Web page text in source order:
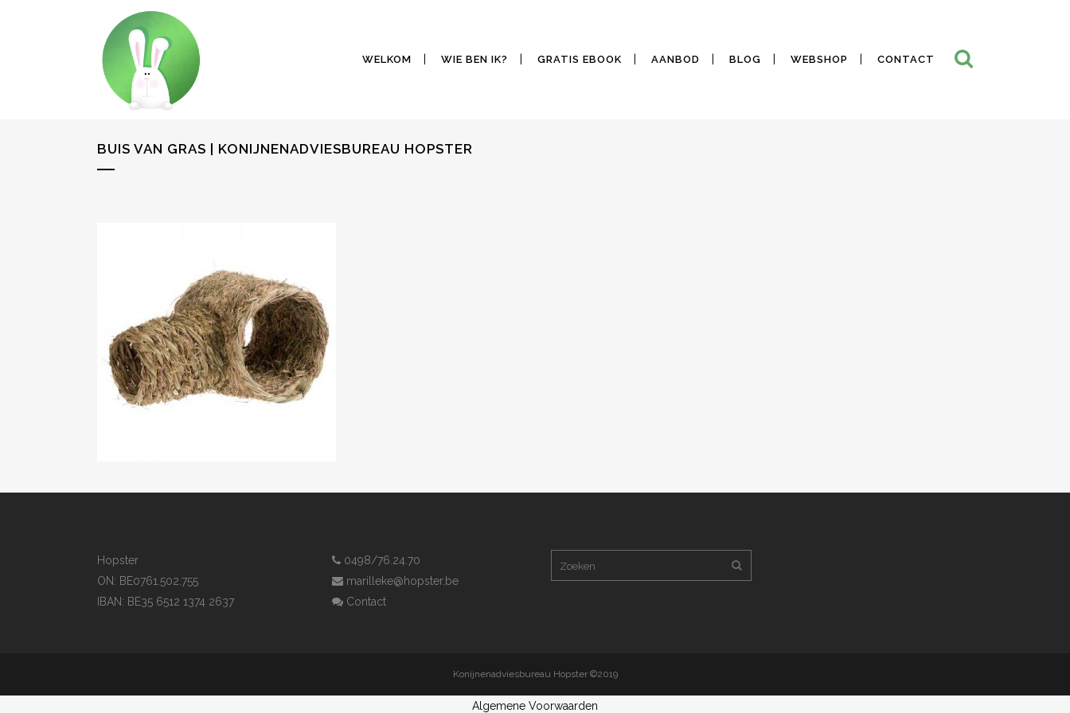
WELKOM WIE BEN IK? GRATIS EBOOK AANBOD BLOG WEBSHOP CONTACT
BUIS VAN GRAS | KONIJNENADVIESBUREAU HOPSTER
Hopster
ON: BE0761.502.755
IBAN: BE35 6512 1374 2637
0498/76.24.70
marilleke@hopster.be
Contact
Konijnenadviesbureau Hopster ©2019
Algemene Voorwaarden